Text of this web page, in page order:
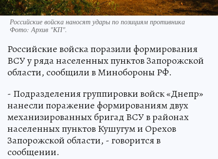
Российские войска наносят удары по позициям противника
Фото: Архив "КП".
Российские войска поразили формирования
ВСУ у ряда населенных пунктов Запорожской
области, сообщили в Минобороны РФ.
- Подразделения группировки войск «Днепр»
нанесли поражение формированиям двух
механизированных бригад ВСУ в районах
населенных пунктов Кушугум и Орехов
Запорожской области, - говорится в
сообщении.